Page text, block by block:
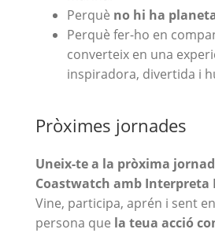
Perquè no hi ha
Perquè fer-ho en
converteix en una
inspiradora, divertida i
Pròximes jornades
Uneix-te a la pròxima
Coastwatch amb Interpreta
Vine, participa, aprén i sent
persona que la teua acció